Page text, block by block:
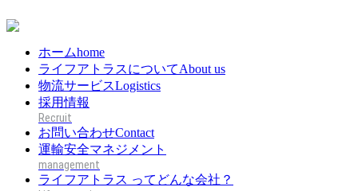
ホームhome
ライフアトラスについてAbout us
物流サービスLogistics
採用情報
お問い合わせContact
運輸安全マネジメント
ライフアトラス ってどんな会社？